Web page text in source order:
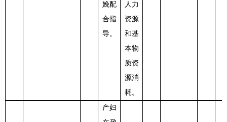
娩配
合指
导。
人力
资源
和基
本物
质资
源消
耗。
产妇